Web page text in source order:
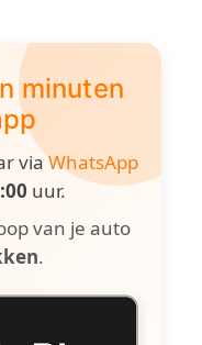
minuten
viaWhatsApp
uur.
van je auto
.